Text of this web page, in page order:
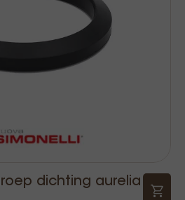
dichting aurelia